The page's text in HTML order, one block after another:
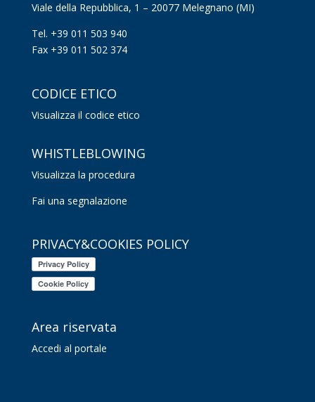
Viale della Repubblica, 1 – 20077 Melegnano (MI)
Tel. +39 011 503 940
Fax +39 011 502 374
CODICE ETICO
Visualizza il codice etico
WHISTLEBLOWING
Visualizza la procedura
Fai una segnalazione
PRIVACY&COOKIES POLICY
Area riservata
Accedi al portale